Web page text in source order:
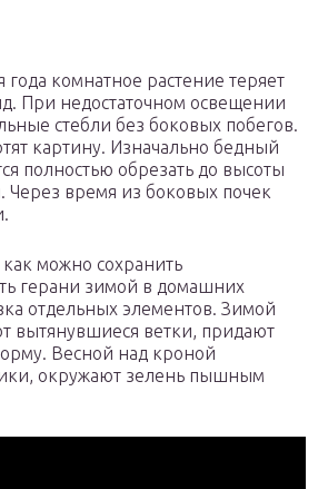
комнатное растение теряет
При недостаточном освещении
стебли без боковых побегов.
картину. Изначально бедный
полностью обрезать до высоты
Через время из боковых почек
можно сохранить
герани зимой в домашних
отдельных элементов. Зимой
вытянувшиеся ветки, придают
Весной над кроной
окружают зелень пышным